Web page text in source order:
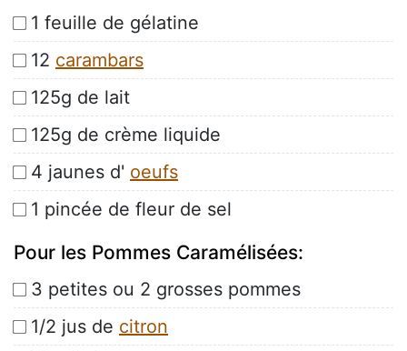
1 feuille de gélatine
12 carambars
125g de lait
125g de crème liquide
4 jaunes d' oeufs
1 pincée de fleur de sel
Pour les Pommes Caramélisées:
3 petites ou 2 grosses pommes
1/2 jus de citron